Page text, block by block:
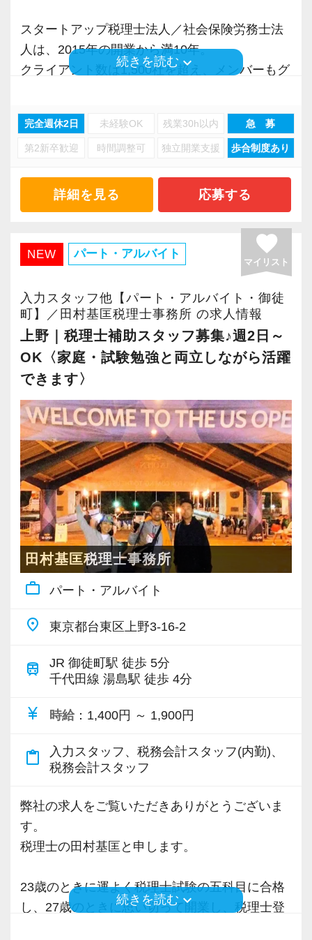
チームで動いているので、わからないことや困
ったことの相談先にも迷わず、何でもすぐに聞
くことができて安心です。
数字が好きで人と関わるのが好きな人でした
ら、この仕事に向いていると思います。
お客様からの「ありがとう」が、最大のやりが
いになります！
はじめての仕事には不安もあるかもしれません
が、当社は同じ目標をもったインターンの数も
多く心強いですよ。やる気のある方、ご応募お
けるために「情熱家であれ！」がモットーで
す。
当社では、「こうなりたい」という将来のキャ
リアプランが明確な方が成長しています。
そのため、採用面接では「1年後、3年後、5年後
にどうなりたいか？」を必ずお聞きします。
たとえば希望年収があれば、その目標に向けて
すので気軽に相談してください。
当社は積極的な人に惜しみなくチャンスを与え
るというスタイルで、経験年数を積めば自動的
にキャリアアップするという仕組みになっては
いません。
ですから、ステップアップしたい人は、遠慮な
く自分から手を挙げてください。
「挑戦」と「成長」を後押しする社風なので失
敗を恐れずに目標に向かってチャレンジするこ
とができます。
【現役スタッフの声】
前職は小規模な事務所で、なかなか担当を持つ
ことができませんでした。
代表が高齢で新しいお客様も増えず、自分の今
後のキャリアを考えて転職を決意し、当社に入
現在は、渋谷オフィスの責任者として一つの拠
積極的に手を挙げるアクティブな人には向いて
いる会社です。
私も新しい経験にチャレンジしたいと思い、渋
谷オフィスの開設に合わせて、責任者になりた
いと立候補しました。
ップのチャンスも広がり、経験者なら実務だけ
でなくマネジメントの経験も積めます。
も気軽に話せる雰囲気と一人一人の考え方を尊
重することです。
能です。
会計ソフトは弥生会計、PCA会計、勘定奉行を
陣）を使用しています。
【公認会計士・税理士の資格を目指している方
へ】
仕事と資格取得を両立させたいという方にとっ
・社内全体で資格取得を後押し
資格取得を目指している方が、仕事と勉強を両
立できるよう、メンバー全員が協力する体制を
設けています。
仕事と勉強の両立を頑張りたい方に、最適な環
境を整えています。
・働き方の柔軟な対応
「資格取得のため学校へ通う時間を確保した
い」、「試験前に休みを取って勉強に集中した
い」など遠慮なく相談してください。
・資格取得中も取得後も役に立つ実務経験
試験勉強で吸収した知識を、実務経験を積むこ
とで定着させ、本質を理解することができるた
め資格取得のための試験にも、資格取得後にも
役立つ実務経験を積めます。
【働きやすい環境 ～自由度が高くワークライ
当事務所では常勤と非常勤合わせて10名が在籍
し、30代～40代と年齢も近いこともあり、フラ
ットな組織体制で意見を言いやすい環境です。
チームを組んで案件を進めることも多く、それ
ぞれが得意分野を活かして協力し合い、メンバ
ー全員が一丸となって頑張っています。
は人それぞれのため、従来の業界イメージにと
らわれず、柔軟性のある働きやすさを取り入れ
たワークライフバランスを実現しております。
具体的には以下の項目を取り入れています。
スタートアップ税理士法人／社会保険労務士法
人は、2015年の開業から満10年。
クライアント数は1,500社を超え、メンバーもグ
これまで私たちのサービスを評価、信頼いただ
いたお客様やパートナー様からのご紹介から、
出会いを重ね続けることができ、着実に業績を
伸ばしています。
私たちの組織の最大の資産であり価値の源泉は
一人ひとりが成長を続けることこそ、私たち自
身やクライアントのために一番重要であること
をみんなが理解しています。
これから組織がさらに成長していくために、
「困難はみんなで乗り越える」環境づくりにも
い方でも、意欲と気概を持たれていれば、必ず
ご活躍いただけます。
◆チームで業務に取り組み、みんなで助け合
う社風です！
◆わからないことはすぐに聞けるメンバー間
の風通しの良さが自慢！
◆仕事やチームの課題にはみんなで解決に臨
みます！
私たち自身も設立から間もないベンチャー組織
です。
一人ひとりの振る舞いがこれからの組織のカル
チャーを作ります。
自分たちの手で、イチから会社組織を作ってい
ません。
員で組織としてさらにブラッシュアップし、本
当に価値のあるサービスを提供し続けることに
取り組んでいきます。
【スタートアップ税理士法人はココが違う】
ーゲット ■
業種業界を問わず毎日のように新規案件が増加
続きを読む keyboard_arrow_down
完全週休2日 未経験OK 残業30h以内 急 募
第2新卒歓迎 時間調整可 独立開業支援 歩合制度あり
詳細を見る 応募する
NEW パート・アルバイト favorite
マイリスト
入力スタッフ他【パート・アルバイト・御徒
町】／田村基匡税理士事務所 の求人情報
上野｜税理士補助スタッフ募集♪週2日～
OK〈家庭・試験勉強と両立しながら活躍
できます〉
田村基匡税理士事務所
work_outline パート・アルバイト
place 東京都台東区上野3-16-2
train
JR 御徒町駅 徒歩 5分
千代田線 湯島駅 徒歩 4分
currency_yen 時給 ：1,400円 ～ 1,900円
content_paste
入力スタッフ、税務会計スタッフ(内勤)、
税務会計スタッフ
弊社の求人をご覧いただきありがとうございま
す。
税理士の田村基匡と申します。
23歳のときに運よく税理士試験の五科目に合格
し、27歳のときに思い切って開業し、税理士登
続きを読む keyboard_arrow_down